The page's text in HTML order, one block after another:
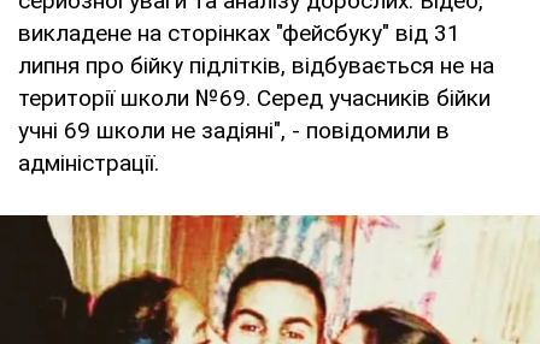
викладене на сторінках "фейсбуку" від 31
липня про бійку підлітків, відбувається не на
території школи №69. Серед учасників бійки
учні 69 школи не задіяні", - повідомили в
адміністрації.